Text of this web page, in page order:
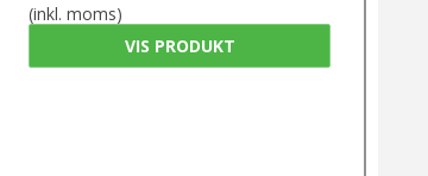
(inkl. moms)
VIS PRODUKT